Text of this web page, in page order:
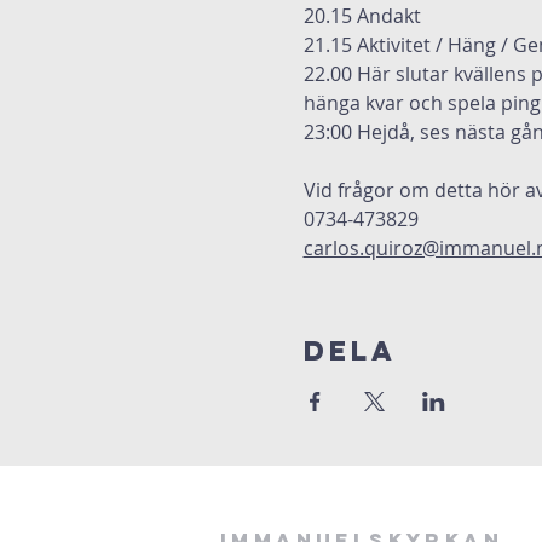
20.15 Andakt
21.15 Aktivitet / Häng /
22.00 Här slutar kvällens
hänga kvar och spela
23:00 Hejdå, ses nästa
Vid frågor om detta hör
0734-473829
Dela